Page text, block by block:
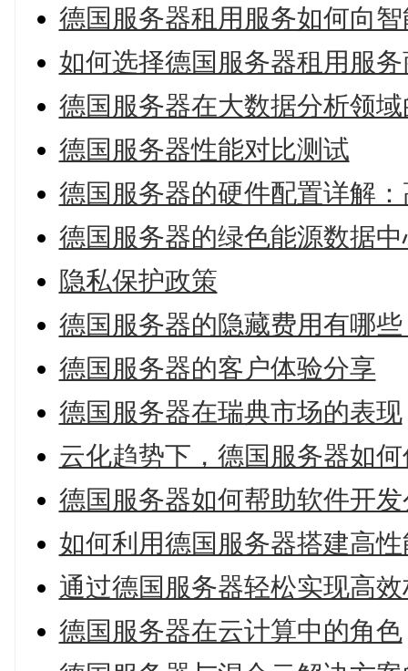
德国服务器租用服务如何向
如何选择德国服务器租用服
德国服务器在大数据分析领
德国服务器性能对比测试
德国服务器的硬件配置详解
德国服务器的绿色能源数据
隐私保护政策
德国服务器的隐藏费用有哪
德国服务器的客户体验分享
德国服务器在瑞典市场的表现
云化趋势下，德国服务器如
德国服务器如何帮助软件开
如何利用德国服务器搭建高
通过德国服务器轻松实现高
德国服务器在云计算中的角色